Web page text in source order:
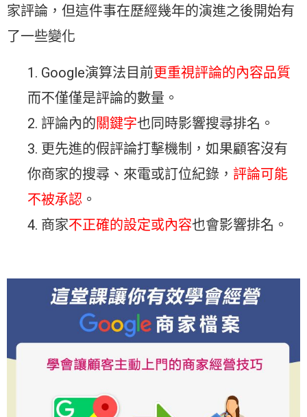
家評論，但這件事在歷經幾年的演進之後開始有
了一些變化
Google演算法目前更重視評論的內容品質
而不僅僅是評論的數量。
評論內的關鍵字也同時影響搜尋排名。
更先進的假評論打擊機制，如果顧客沒有
你商家的搜尋、來電或訂位紀錄， 評論可能
不被承認 。
商家不正確的設定或內容也會影響排名。